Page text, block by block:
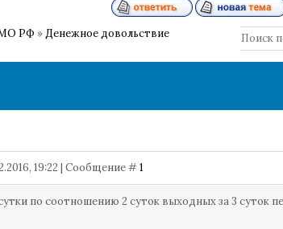
МО РФ »Денежное довольствие
19:22 | Сообщение #1
по соотношению 2 суток выходных за 3 суток